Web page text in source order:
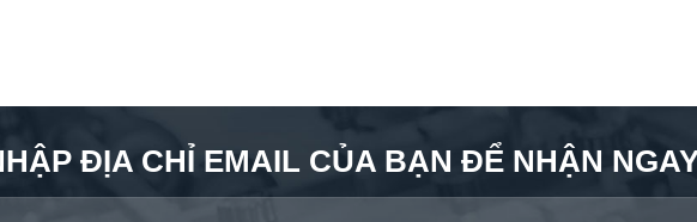
ĐỊA CHỈ EMAIL CỦA BẠN ĐỂ NHẬN